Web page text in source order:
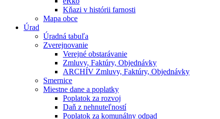
Kňazi v histórii farnosti
Mapa obce
Úrad
Úradná tabuľa
Zverejnovanie
Verejné obstarávanie
Zmluvy, Faktúry, Objednávky
ARCHÍV Zmluvy, Faktúry, Objednávky
Smernice
Miestne dane a poplatky
Poplatok za rozvoj
Daň z nehnuteľností
Poplatok za komunálny odpad